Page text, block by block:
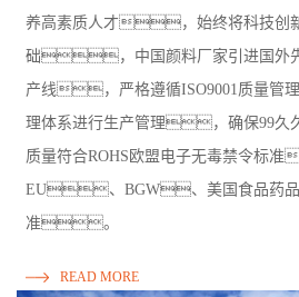
养高素质人才，始终将科技创
础，中国颜料厂家引进国外先
产线，严格遵循ISO9001质量管理
理体系进行生产管理，确保99久
质量符合ROHS欧盟电子无毒禁令标
EU、BGW、美国食品药品
准。
READ MORE